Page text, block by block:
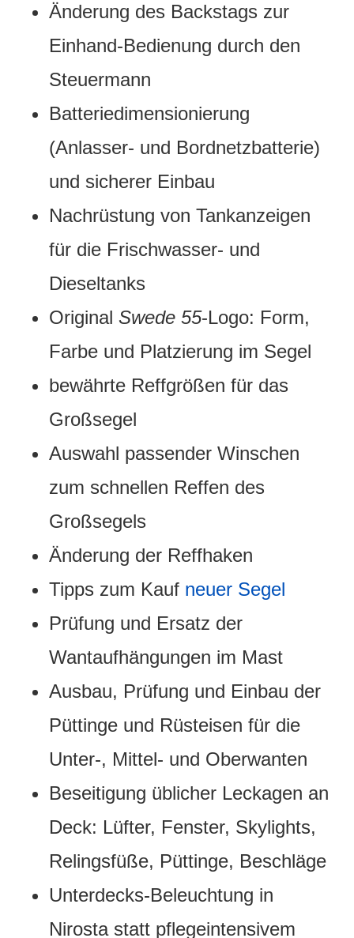
Änderung des Backstags zur
Einhand-Bedienung durch den
Steuermann
Batteriedimensionierung
(Anlasser- und Bordnetzbatterie)
und sicherer Einbau
Nachrüstung von Tankanzeigen
für die Frischwasser- und
Dieseltanks
OriginalSwede 55-Logo: Form,
Farbe und Platzierung im Segel
bewährte Reffgrößen für das
Großsegel
Auswahl passender Winschen
zum schnellen Reffen des
Großsegels
Änderung der Reffhaken
Tipps zum Kauf neuer Segel
Prüfung und Ersatz der
Wantaufhängungen im Mast
Ausbau, Prüfung und Einbau der
Püttinge und Rüsteisen für die
Unter-, Mittel- und Oberwanten
Beseitigung üblicher Leckagen an
Deck: Lüfter, Fenster, Skylights,
Relingsfüße, Püttinge, Beschläge
Unterdecks-Beleuchtung in
Nirosta statt pflegeintensivem